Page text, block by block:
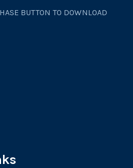
BUTTON TO DOWNLOAD